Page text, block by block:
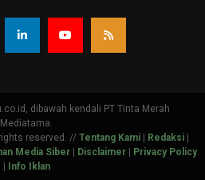
dibawah kendali PT Tinta Merah
Mediatama.
reserved. // Tentang Kami Redaksi|
Media Siber Disclaimer
Privacy Policy
Info Iklan